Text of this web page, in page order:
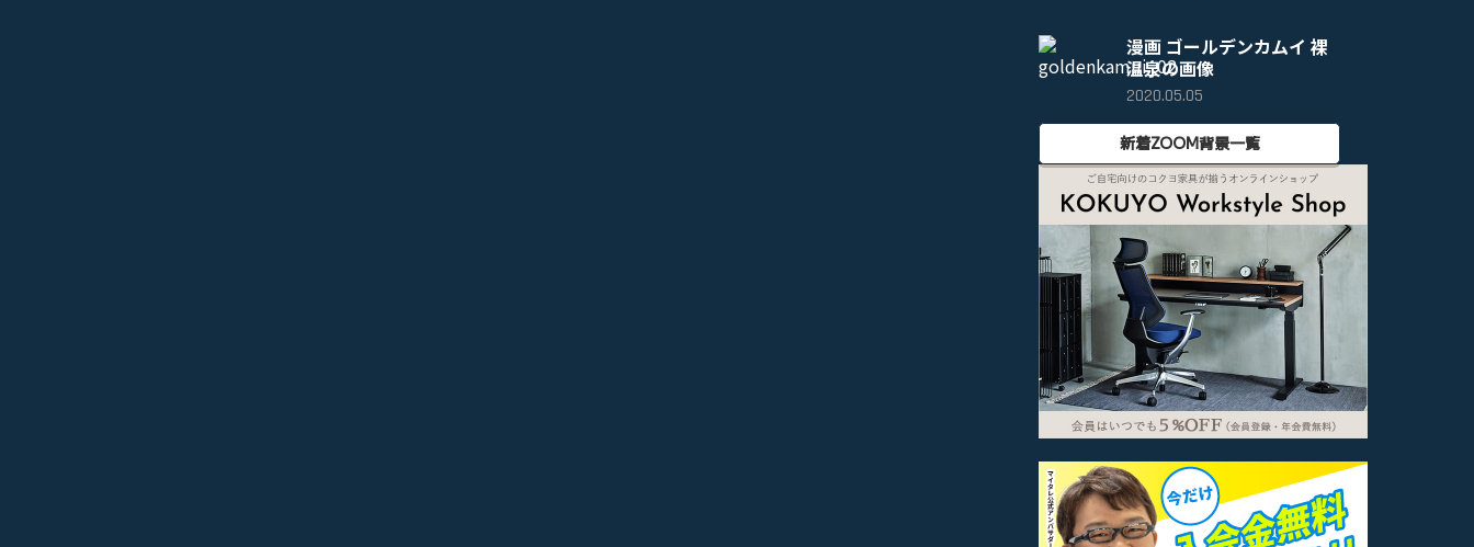
漫画 ゴールデンカムイ 裸
温泉の画像
2020.05.05
新着ZOOM背景一覧